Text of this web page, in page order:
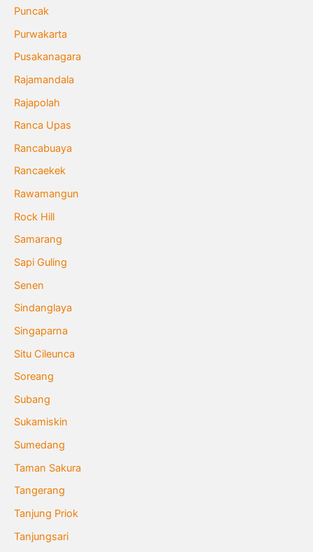
Puncak
Purwakarta
Pusakanagara
Rajamandala
Rajapolah
Ranca Upas
Rancabuaya
Rancaekek
Rawamangun
Rock Hill
Samarang
Sapi Guling
Senen
Sindanglaya
Singaparna
Situ Cileunca
Soreang
Subang
Sukamiskin
Sumedang
Taman Sakura
Tangerang
Tanjung Priok
Tanjungsari